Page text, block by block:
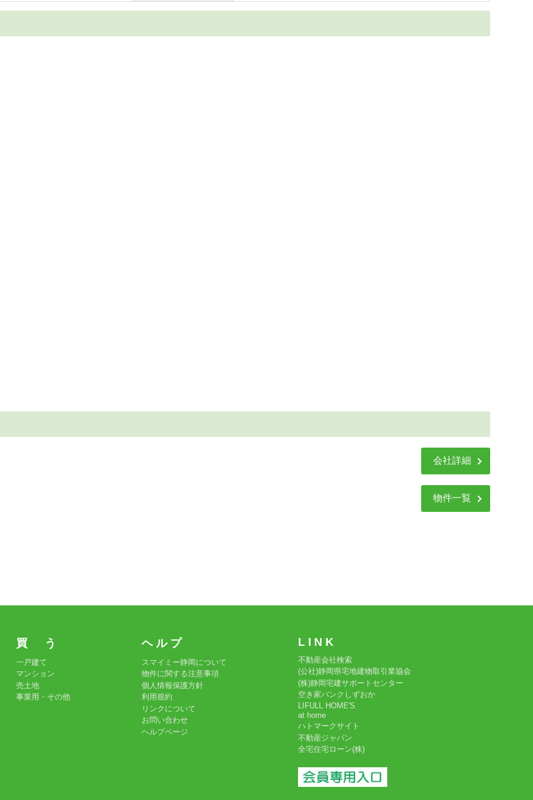
会社詳細
物件一覧
買 う
一戸建て
マンション
売土地
事業用・その他
ヘ ル プ
スマイミー静岡について
物件に関する注意事項
個人情報保護方針
利用規約
リンクについて
お問い合わせ
ヘルプページ
L I N K
不動産会社検索
(公社)静岡県宅地建物取引業協会
(株)静岡宅建サポートセンター
空き家バンクしずおか
LIFULL HOME'S
at home
ハトマークサイト
不動産ジャパン
全宅住宅ローン(株)